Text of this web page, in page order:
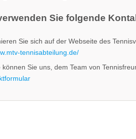
Sie folgende
Sie sich auf der Webseite des
tennisabteilung.de/
können Sie uns, dem Team von